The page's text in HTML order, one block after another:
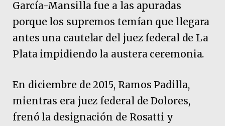
García-Mansilla fue a las apuradas
porque los supremos temían que llegara
antes una cautelar del juez federal de La
Plata impidiendo la austera ceremonia.
En diciembre de 2015, Ramos Padilla,
mientras era juez federal de Dolores,
frenó la designación de Rosatti y